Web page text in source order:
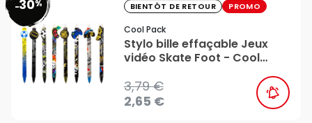
-30% BIENTÔT DE RETOUR PROMO
Cool Pack
Stylo bille effaçable Jeux
vidéo Skate Foot - Cool
3,79 €
2,65 €